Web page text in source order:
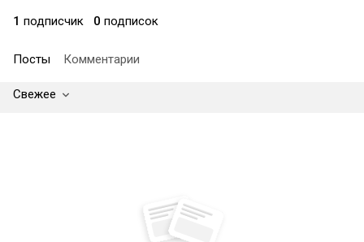
1 подписчик 0 подписок
Посты Комментарии
Свежее